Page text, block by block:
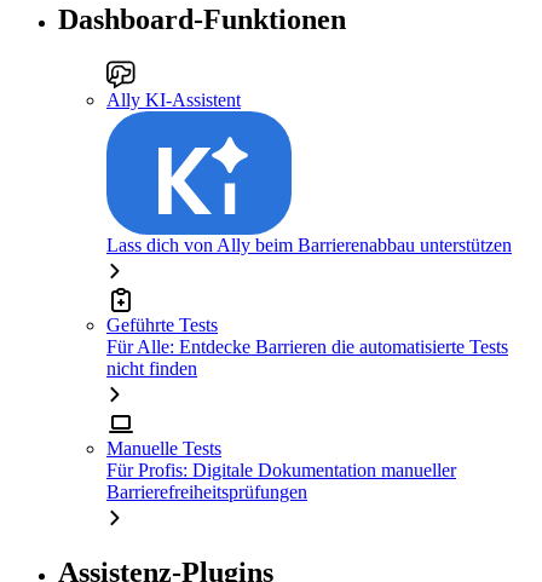
Dashboard-Funktionen
Ally KI-Assistent
Lass dich von Ally beim Barrierenabbau unterstützen
Geführte Tests
Für Alle: Entdecke Barrieren die automatisierte Tests
nicht finden
Manuelle Tests
Für Profis: Digitale Dokumentation manueller
Barrierefreiheitsprüfungen
Assistenz-Plugins